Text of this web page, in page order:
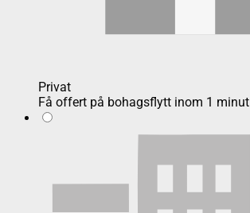
Privat
Få offert på bohagsflytt inom 1 minut